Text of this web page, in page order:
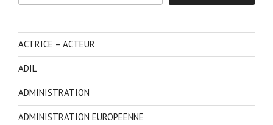
ACTRICE – ACTEUR
ADIL
ADMINISTRATION
ADMINISTRATION EUROPEENNE